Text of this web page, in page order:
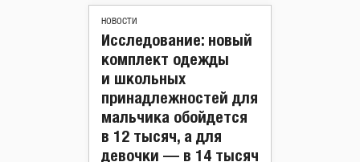
НОВОСТИ
Исследование: новый
комплект одежды
и школьных
принадлежностей для
мальчика обойдется
в 12 тысяч, а для
девочки — в 14 тысяч